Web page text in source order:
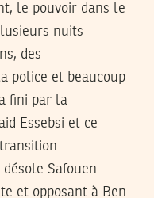
le pouvoir dans le
nuits
des
police et beaucoup
fini par la
Essebsi et ce
Safouen
et opposant à Ben